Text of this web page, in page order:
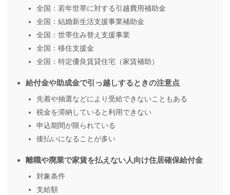
全国：若年世帯に対する引越費用補助金
全国：結婚新生活支援事業補助金
全国：世帯住み替え支援事業
全国：移住支援金
全国：特定優良賃貸住宅（家賃補助）
給付金や助成金で引っ越しするときの注意点
先着や抽選などにより受給できないこともある
税金を滞納していると利用できない
申込期間が限られている
後払いになることが多い
離職や廃業で家賃を払えない人向け住居確保給付金
対象条件
支給額